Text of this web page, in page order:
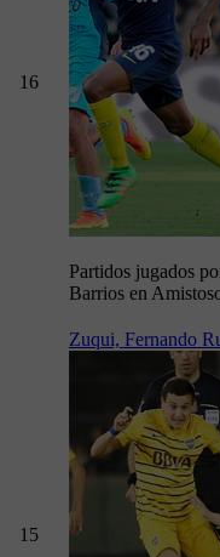
16
Partidos jugados
Barrios en
15
Zuqui, Fernando